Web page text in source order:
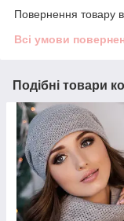
Повернення товару
Всі умови
Подібні товари